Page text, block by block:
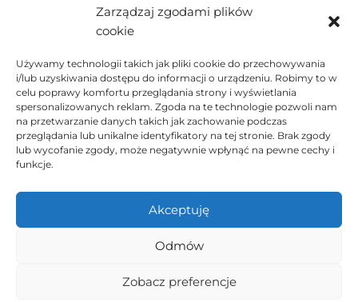
Zarządzaj zgodami plików
cookie
Używamy technologii takich jak pliki cookie do przechowywania
i/lub uzyskiwania dostępu do informacji o urządzeniu. Robimy to w
celu poprawy komfortu przeglądania strony i wyświetlania
spersonalizowanych reklam. Zgoda na te technologie pozwoli nam
na przetwarzanie danych takich jak zachowanie podczas
przeglądania lub unikalne identyfikatory na tej stronie. Brak zgody
lub wycofanie zgody, może negatywnie wpłynąć na pewne cechy i
funkcje.
Akceptuję
Odmów
Zobacz preferencje
Strona Główna
Regulamin
Polityka Prywatności
Polityka Cookies
Inspiracje